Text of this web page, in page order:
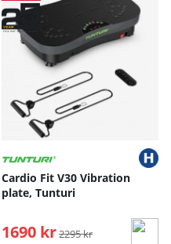
Cardio Fit V30 Vibration
plate, Tunturi
1690 kr Ordinarie pris:
2295 kr